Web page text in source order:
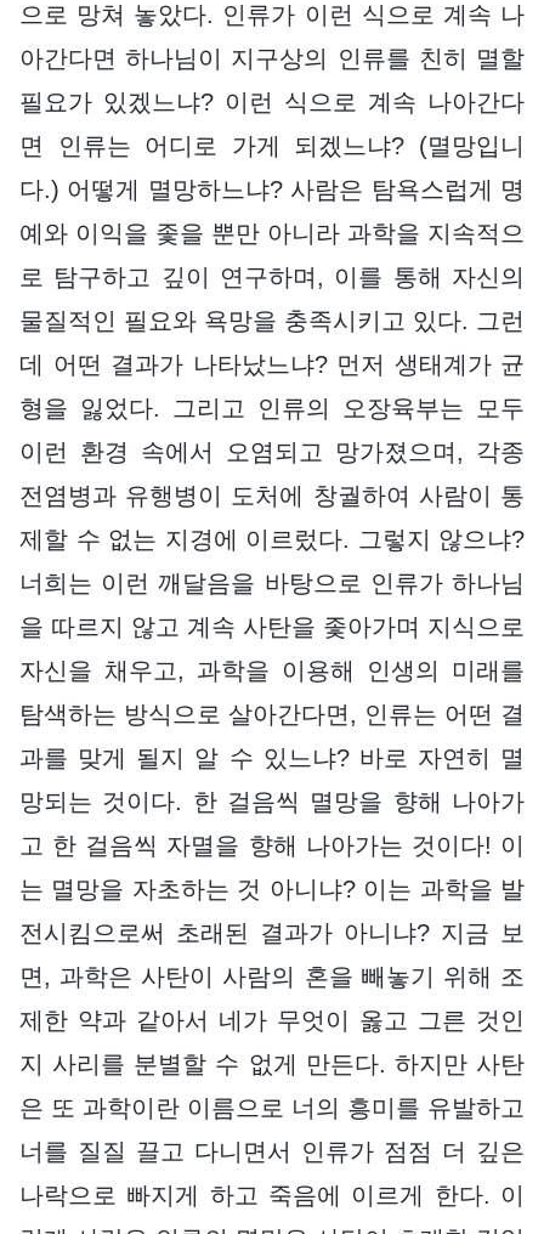
으로 망쳐 놓았다. 인류가 이런 식으로 계속 나
아간다면 하나님이 지구상의 인류를 친히 멸할
필요가 있겠느냐? 이런 식으로 계속 나아간다
면 인류는 어디로 가게 되겠느냐? (멸망입니
다.) 어떻게 멸망하느냐? 사람은 탐욕스럽게 명
예와 이익을 좇을 뿐만 아니라 과학을 지속적으
로 탐구하고 깊이 연구하며, 이를 통해 자신의
물질적인 필요와 욕망을 충족시키고 있다. 그런
데 어떤 결과가 나타났느냐? 먼저 생태계가 균
형을 잃었다. 그리고 인류의 오장육부는 모두
이런 환경 속에서 오염되고 망가졌으며, 각종
전염병과 유행병이 도처에 창궐하여 사람이 통
제할 수 없는 지경에 이르렀다. 그렇지 않으냐?
너희는 이런 깨달음을 바탕으로 인류가 하나님
을 따르지 않고 계속 사탄을 좇아가며 지식으로
자신을 채우고, 과학을 이용해 인생의 미래를
탐색하는 방식으로 살아간다면, 인류는 어떤 결
과를 맞게 될지 알 수 있느냐? 바로 자연히 멸
망되는 것이다. 한 걸음씩 멸망을 향해 나아가
고 한 걸음씩 자멸을 향해 나아가는 것이다! 이
는 멸망을 자초하는 것 아니냐? 이는 과학을 발
전시킴으로써 초래된 결과가 아니냐? 지금 보
면, 과학은 사탄이 사람의 혼을 빼놓기 위해 조
제한 약과 같아서 네가 무엇이 옳고 그른 것인
지 사리를 분별할 수 없게 만든다. 하지만 사탄
은 또 과학이란 이름으로 너의 흥미를 유발하고
너를 질질 끌고 다니면서 인류가 점점 더 깊은
나락으로 빠지게 하고 죽음에 이르게 한다. 이